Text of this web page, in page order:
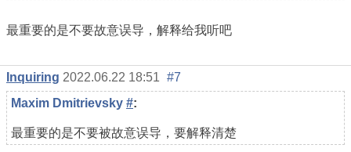
最重要的是不要故意误导，解释给我听吧
Inquiring 2022.06.22 18:51 #7
Maxim Dmitrievsky #:
最重要的是不要被故意误导，要解释清楚